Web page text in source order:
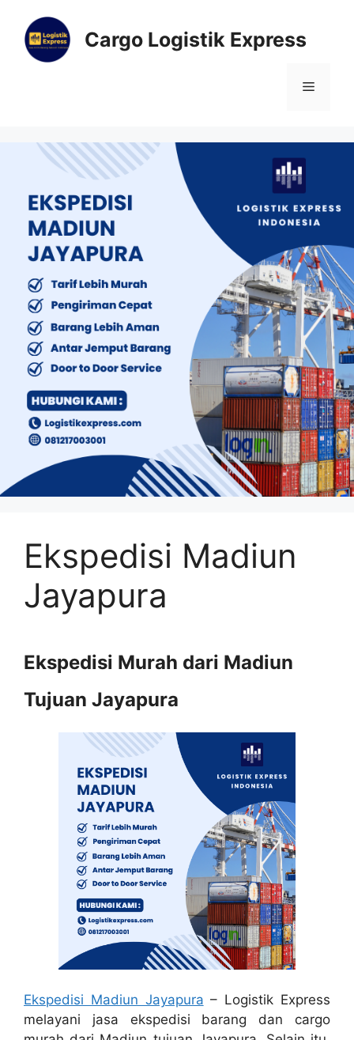
Cargo Logistik Express
Ekspedisi Madiun
Jayapura
Ekspedisi Murah dari Madiun
Tujuan Jayapura
Ekspedisi Madiun Jayapura – Logistik Express
melayani jasa ekspedisi barang dan cargo